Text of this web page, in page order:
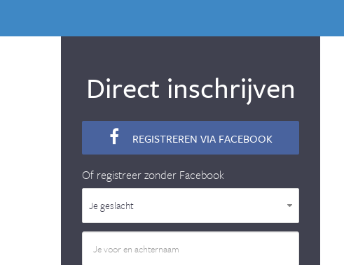
Direct inschrijven
REGISTREREN VIA FACEBOOK
Of registreer zonder Facebook
Je geslacht